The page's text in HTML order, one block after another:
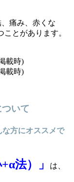
痛み、赤くな
とがあります。
載時)
載時)
いて
方にオススメで
法）」
は、